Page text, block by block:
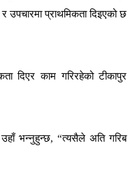
र उपचारमा प्राथमिकता दिइएको छ
दिएर काम गरिरहेको टीकापुर
उहाँ भन्नुहुन्छ, “त्यसैले अति गरिब